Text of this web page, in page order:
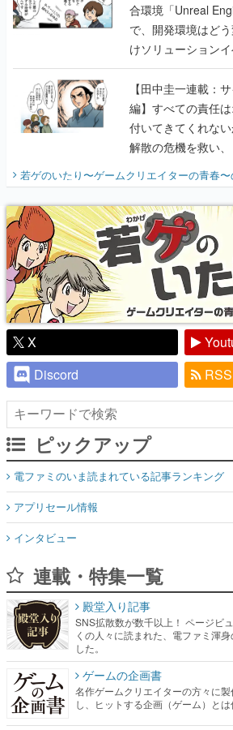
合環境「Unreal
で、開発環境はど
けソリューション
に行って、より理
【田中圭一連載：
編】すべての責任は
付いてきてくれな
解散の危機を救い
開く。業界の快男
『少年ジャンプ』
り】
若ゲのいたり〜ゲームクリエイターの青春〜
X
Discord
RSS
ピックアップ
電ファミのいま読まれている記事ランキング
アプリセール情報
インタビュー
連載・特集一覧
殿堂入り記事
SNS拡散数が数千以上！ ページビ
くの人々に読まれた、電ファミ渾身
した。
ゲームの企画書
名作ゲームクリエイターの方々に
し、ヒットする企画（ゲーム）とは